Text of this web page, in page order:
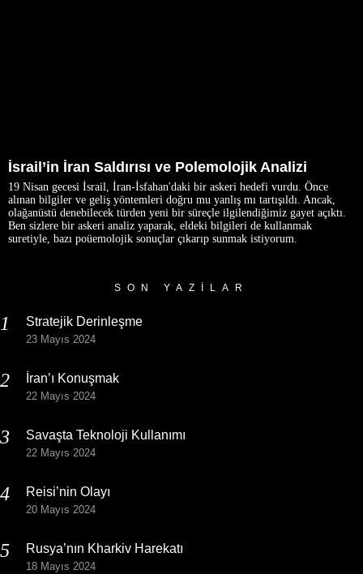
İsrail’in İran Saldırısı ve Polemolojik Analizi
19 Nisan gecesi İsrail, İran-İsfahan'daki bir askeri hedefi vurdu. Önce
alınan bilgiler ve geliş yöntemleri doğru mu yanlış mı tartışıldı. Ancak,
olağanüstü denebilecek türden yeni bir süreçle ilgilendiğimiz gayet açıktı.
Ben sizlere bir askeri analiz yaparak, eldeki bilgileri de kullanmak
suretiyle, bazı poüemolojik sonuçlar çıkarıp sunmak istiyorum.
SON YAZILAR
Stratejik Derinleşme
23 Mayıs 2024
İran’ı Konuşmak
22 Mayıs 2024
Savaşta Teknoloji Kullanımı
22 Mayıs 2024
Reisi’nin Olayı
20 Mayıs 2024
Rusya’nın Kharkiv Harekatı
18 Mayıs 2024